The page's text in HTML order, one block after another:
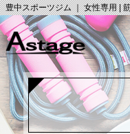
豊中スポーツジム ｜ 女性専用 |